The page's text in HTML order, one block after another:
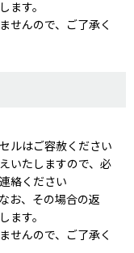
ます。
せんので、ご了承く
ルはご容赦ください
いたしますので、必
絡ください
お、その場合の返
ます。
せんので、ご了承く